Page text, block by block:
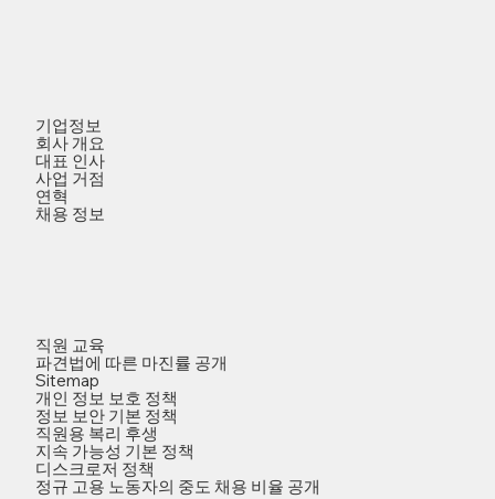
기업정보
회사 개요
대표 인사
사업 거점
연혁
채용 정보
직원 교육
파견법에 따른 마진률 공개
Sitemap
개인 정보 보호 정책
정보 보안 기본 정책
직원용 복리 후생
지속 가능성 기본 정책
디스크로저 정책
정규 고용 노동자의 중도 채용 비율 공개